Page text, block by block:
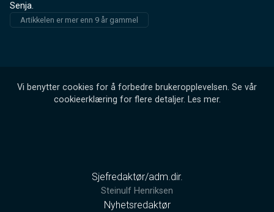
Senja.
Artikkelen er mer enn 9 år gammel
Vi benytter cookies for å forbedre brukeropplevelsen. Se vår
cookieerklæring for flere detaljer. Les mer.
Sjefredaktør/adm.dir.
Steinulf Henriksen
Nyhetsredaktør